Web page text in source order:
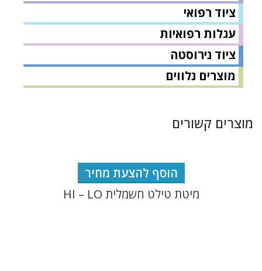
ציוד רפואי
עגלות רפואיות
ציוד נירוסטה
מוצרים נלווים
מוצרים קשורים
הוסף להצעת מחיר
מיטת טילט חשמלית HI – LO